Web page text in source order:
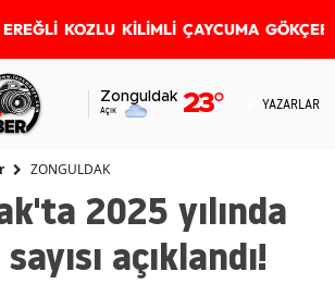
KOZLU KİLİMLİ ÇAYCUMA
Zonguldak
Açık 23° YAZARLAR
ZONGULDAK
2025 yılında
açıklandı!